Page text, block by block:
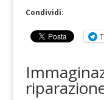
Condividi: